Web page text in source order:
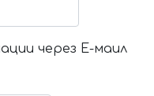
через Е-маил